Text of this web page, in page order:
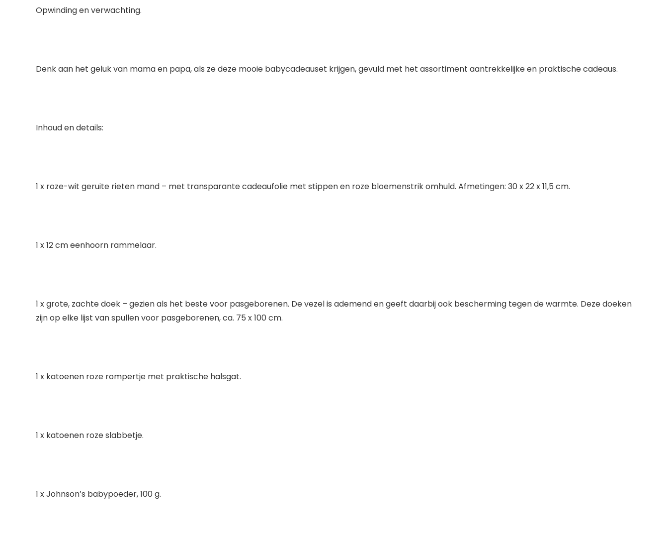
Opwinding en verwachting.
Denk aan het geluk van mama en papa, als ze deze mooie babycadeauset krijgen, gevuld met het assortiment aantrekkelijke en praktische cadeaus.
Inhoud en details:
1 x roze-wit geruite rieten mand – met transparante cadeaufolie met stippen en roze bloemenstrik omhuld. Afmetingen: 30 x 22 x 11,5 cm.
1 x 12 cm eenhoorn rammelaar.
1 x grote, zachte doek – gezien als het beste voor pasgeborenen. De vezel is ademend en geeft daarbij ook bescherming tegen de warmte. Deze doeken
zijn op elke lijst van spullen voor pasgeborenen, ca. 75 x 100 cm.
1 x katoenen roze rompertje met praktische halsgat.
1 x katoenen roze slabbetje.
1 x Johnson’s babypoeder, 100 g.